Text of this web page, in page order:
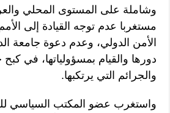
وشاملة على المستوى المحلي
مستغربا عدم توجه القيادة إلى
الأمن الدولي، وعدم دعوة جامعة
دورها والقيام بمسؤولياتها، في
والجرائم التي يرتكبها.
واستغرب عضو المكتب السياسي